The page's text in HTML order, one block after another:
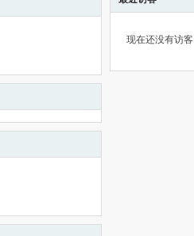
现在还没有访客